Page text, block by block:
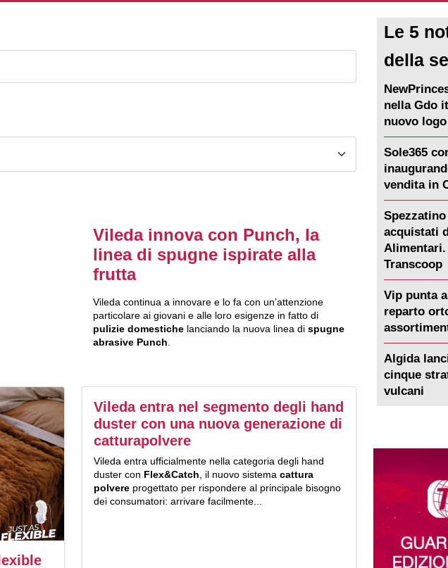
Vileda innova con Punch, la
linea di spugne ispirate alla
frutta
Vileda continua a innovare e lo fa con un’attenzione
particolare ai giovani e alle loro esigenze in fatto di
pulizie domestichelanciando la nuova linea di spugne
abrasive Punch.
Vileda entra nel segmento degli hand
duster con una nuova generazione di
catturapolvere
Vileda entra ufﬁcialmente nella categoria degli hand
duster con Flex&Catch , il nuovo sistema cattura
polvereprogettato per rispondere al principale bisogno
dei consumatori: arrivare facilmente...
Le 5
della
nella Gdo
nuovo logo
Sole365
vendita in
acquistati
Transcoop
Vip punta
reparto
Algida
cinque
vulcani